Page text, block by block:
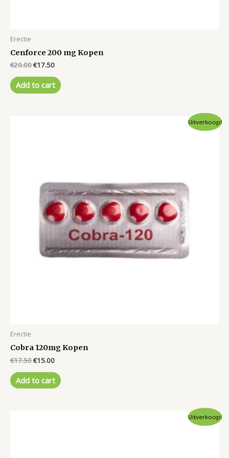
Erectie
Cenforce 200 mg Kopen
€20.00Original
was:
€20.00.
€17.50Current
is:
€17.50.
Add to cart
Uitverkoop!
Erectie
Cobra 120mg Kopen
€17.50Original
was:
€17.50.
€15.00Current
is:
€15.00.
Add to cart
Uitverkoop!